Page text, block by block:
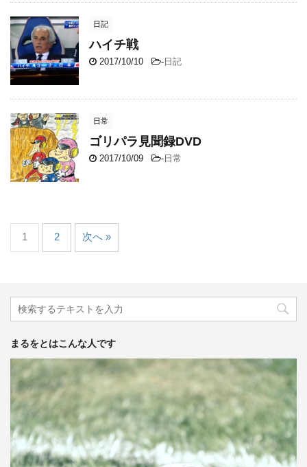
日記
ハイチ戦
2017/10/10 -日記
日常
ゴリパラ見聞録DVD
2017/10/09 -日常
1 2 次へ »
まるをとはこんな人です